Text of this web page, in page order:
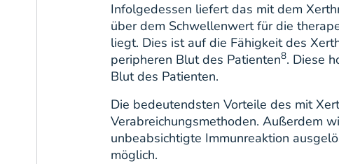
Infolgedessen liefert das mit dem
über dem Schwellenwert für die
liegt. Dies ist auf die Fähigkeit des
peripheren Blut des Patienten8. Diese
Blut des Patienten.
Die bedeutendsten Vorteile des mit
Verabreichungsmethoden. Außerdem
unbeabsichtigte Immunreaktion
möglich.